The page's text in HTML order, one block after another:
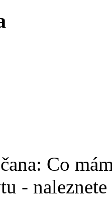
Co
- naleznete